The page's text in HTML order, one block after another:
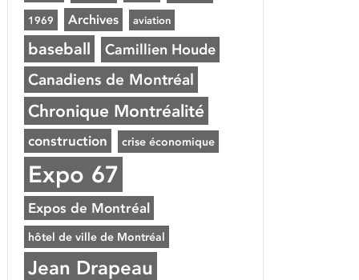
1969 Archives aviation
baseball Camillien Houde
Canadiens de Montréal
Chronique Montréalité
construction crise économique
Expo 67
Expos de Montréal
hôtel de ville de Montréal
Jean Drapeau